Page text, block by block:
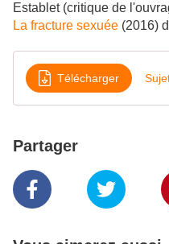
Establet (critique de
La fracture sexuée (2016)
Télécharger
Partager